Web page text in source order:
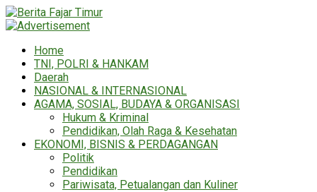
Home
TNI, POLRI & HANKAM
Daerah
NASIONAL & INTERNASIONAL
AGAMA, SOSIAL, BUDAYA & ORGANISASI
Hukum & Kriminal
Pendidikan, Olah Raga & Kesehatan
EKONOMI, BISNIS & PERDAGANGAN
Politik
Pendidikan
Pariwisata, Petualangan dan Kuliner